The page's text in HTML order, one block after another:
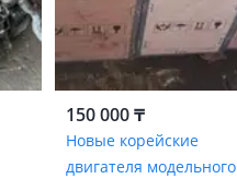
150 000 ₸
Новые корейские
двигателя модельного